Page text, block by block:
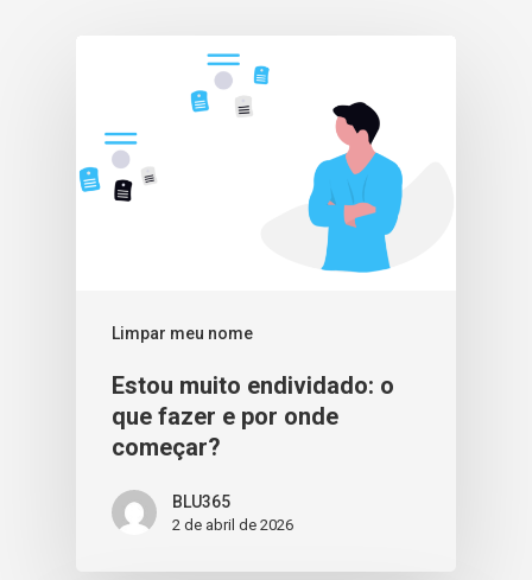
Limpar meu nome
Estou muito endividado: o
que fazer e por onde
começar?
BLU365
2 de abril de 2026